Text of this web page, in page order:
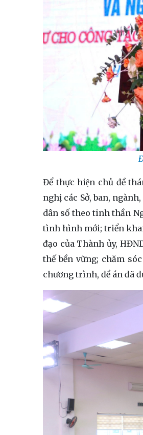
Để thực hiện chủ đề
nghị các Sở, ban,
dân số theo tinh thần
tình hình mới; triển khai
đạo của Thành ủy,
thế bền vững; chăm
chương trình, đề án đã